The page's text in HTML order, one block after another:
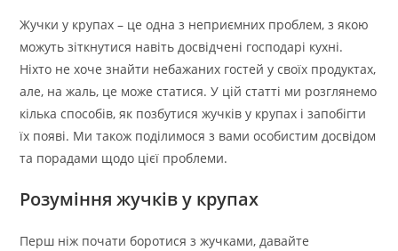
Жучки у крупах – це одна з неприємних проблем, з якою
можуть зіткнутися навіть досвідчені господарі кухні.
Ніхто не хоче знайти небажаних гостей у своїх продуктах,
але, на жаль, це може статися. У цій статті ми розглянемо
кілька способів, як позбутися жучків у крупах і запобігти
їх появі. Ми також поділимося з вами особистим досвідом
та порадами щодо цієї проблеми.
Розуміння жучків у крупах
Перш ніж почати боротися з жучками, давайте